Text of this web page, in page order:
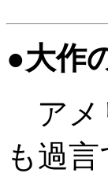
●大作
アメ
も過